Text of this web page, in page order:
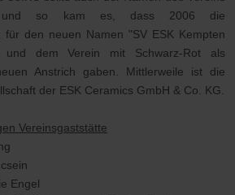
und so kam es, dass 2006 die
für den neuen Namen "SV ESK Kempten
und dem Verein mit Schwarz-Rot als
Anstrich gaben. Mittlerweile ist die
der ESK Ceramics GmbH & Co. KG.
Vereinsgaststätte
Engel